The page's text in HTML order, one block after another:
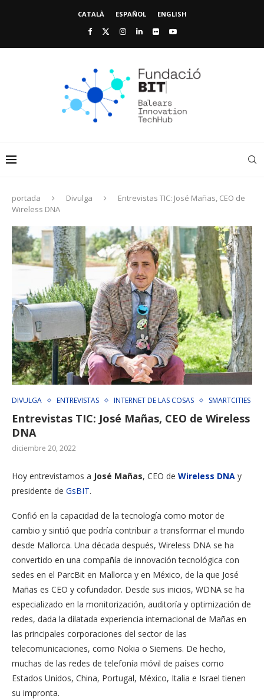
CATALÀ ESPAÑOL ENGLISH
portada Divulga
Entrevistas TIC: José Mañas, CEO de
Wireless DNA
DIVULGA ENTREVISTAS INTERNET DE LAS COSAS SMARTCITIES
Entrevistas TIC: José Mañas, CEO de Wireless
DNA
diciembre 20, 2022
Hoy entrevistamos a José Mañas, CEO de Wireless DNA y
presidente de GsBIT.
Confió en la capacidad de la tecnología como motor de
cambio y sintió que podría contribuir a transformar el mundo
desde Mallorca. Una década después, Wireless DNA se ha
convertido en una compañía de innovación tecnológica con
sedes en el ParcBit en Mallorca y en México, de la que José
Mañas es CEO y cofundador. Desde sus inicios, WDNA se ha
especializado en la monitorización, auditoría y optimización de
redes, dada la dilatada experiencia internacional de Mañas en
las principales corporaciones del sector de las
telecomunicaciones, como Nokia o Siemens. De hecho,
muchas de las redes de telefonía móvil de países como
Estados Unidos, China, Portugal, México, Italia e Israel tienen
su impronta.